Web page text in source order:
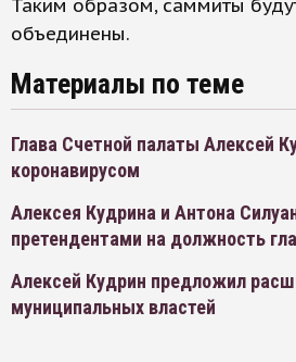
Таким образом, саммиты
объединены.
Материалы по теме
Глава Счетной палаты Алексей
коронавирусом
Алексея Кудрина и Антона
претендентами на должность
Алексей Кудрин предложил
муниципальных властей